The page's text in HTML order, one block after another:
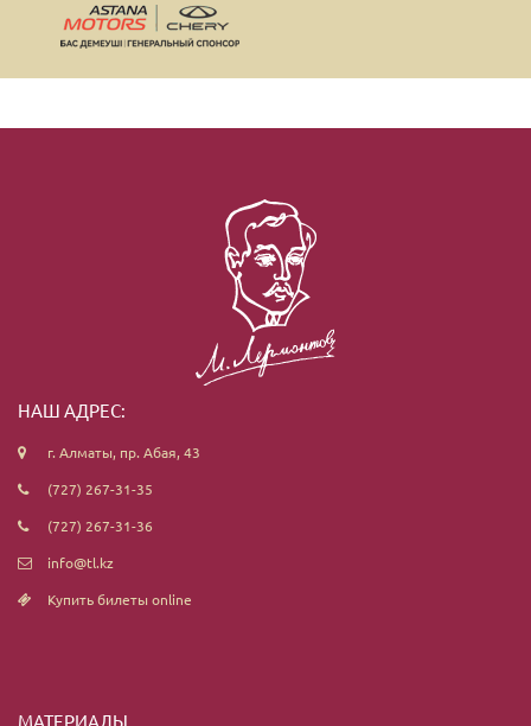
НАШ АДРЕС:
г. Алматы, пр. Абая, 43
(727) 267-31-35
(727) 267-31-36
info@tl.kz
Купить билеты online
МАТЕРИАЛЫ